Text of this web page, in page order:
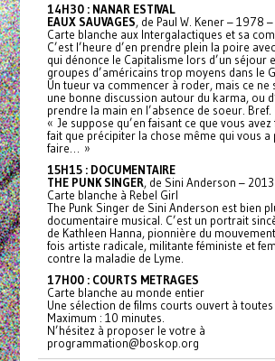
14H30 : NANAR ESTIVAL
EAUX SAUVAGES, de Paul W. Kener – 1978
Carte blanche aux Intergalactiques et sa
C’est l’heure d’en prendre plein la poire
qui dénonce le Capitalisme lors d’un séjour
groupes d’américains trop moyens dans le
Un tueur va commencer à roder, mais ce ne
une bonne discussion autour du karma, ou
prendre la main en l’absence de soeur. Bref.
« Je suppose qu’en faisant ce que vous avez
fait que précipiter la chose même qui vous a
faire… »
15H15 : DOCUMENTAIRE
THE PUNK SINGER, de Sini Anderson –
Carte blanche à Rebel Girl
The Punk Singer de Sini Anderson est bien
documentaire musical. C’est un portrait
de Kathleen Hanna, pionnière du
fois artiste radicale, militante féministe et
contre la maladie de Lyme.
17H00 : COURTS METRAGES
Carte blanche au monde entier
Une sélection de films courts ouvert à
Maximum : 10 minutes.
N’hésitez à proposer le votre à
programmation@boskop.org